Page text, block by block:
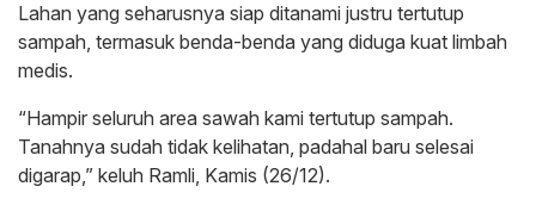
Lahan yang seharusnya siap ditanami justru tertutup
sampah, termasuk benda-benda yang diduga kuat limbah
medis.
“Hampir seluruh area sawah kami tertutup sampah.
Tanahnya sudah tidak kelihatan, padahal baru selesai
digarap,” keluh Ramli, Kamis (26/12).